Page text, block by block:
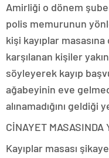
Amirliği o dönem
polis memurunun
kişi kayıplar
karşılanan kişiler
söyleyerek kayıp
ağabeyinin eve
alınamadığını geldiği
CİNAYET MASASINDA
Kayıplar masası